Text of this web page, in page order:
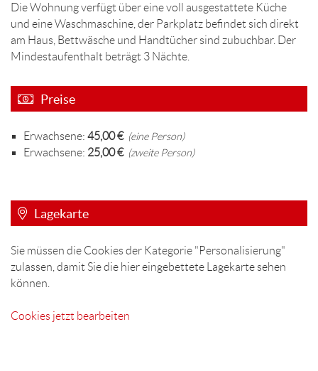
Die Wohnung verfügt über eine voll ausgestattete Küche
und eine Waschmaschine, der Parkplatz befindet sich direkt
am Haus, Bettwäsche und Handtücher sind zubuchbar. Der
Mindestaufenthalt beträgt 3 Nächte.
Preise
Erwachsene: 45,00 €(eine Person)
Erwachsene: 25,00 €(zweite Person)
Lagekarte
Sie müssen die Cookies der Kategorie "Personalisierung"
zulassen, damit Sie die hier eingebettete Lagekarte sehen
können.
Cookies jetzt bearbeiten